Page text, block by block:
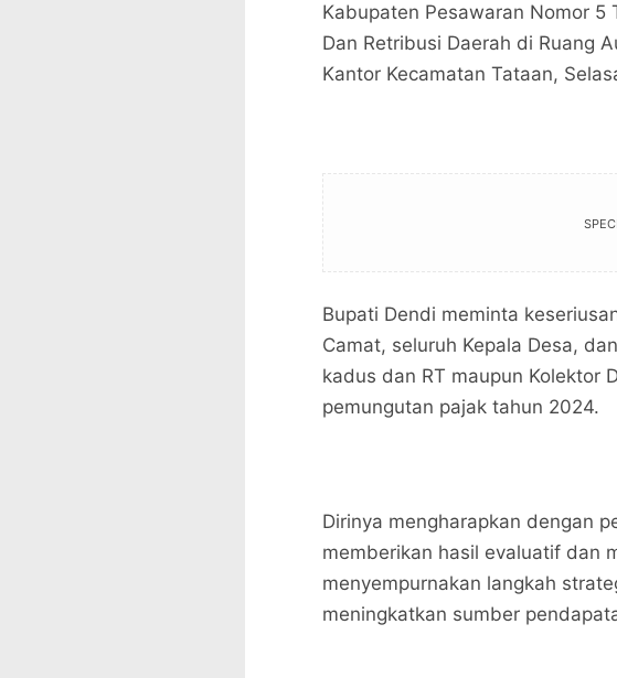
Kabupaten Pesawaran Nomor 5
Dan Retribusi Daerah di Ruang
Kantor Kecamatan Tataan,
Bupati Dendi meminta
Camat, seluruh Kepala Desa,
kadus dan RT maupun Kolektor
pemungutan pajak tahun 2024.
Dirinya mengharapkan dengan
memberikan hasil evaluatif dan
menyempurnakan langkah
meningkatkan sumber